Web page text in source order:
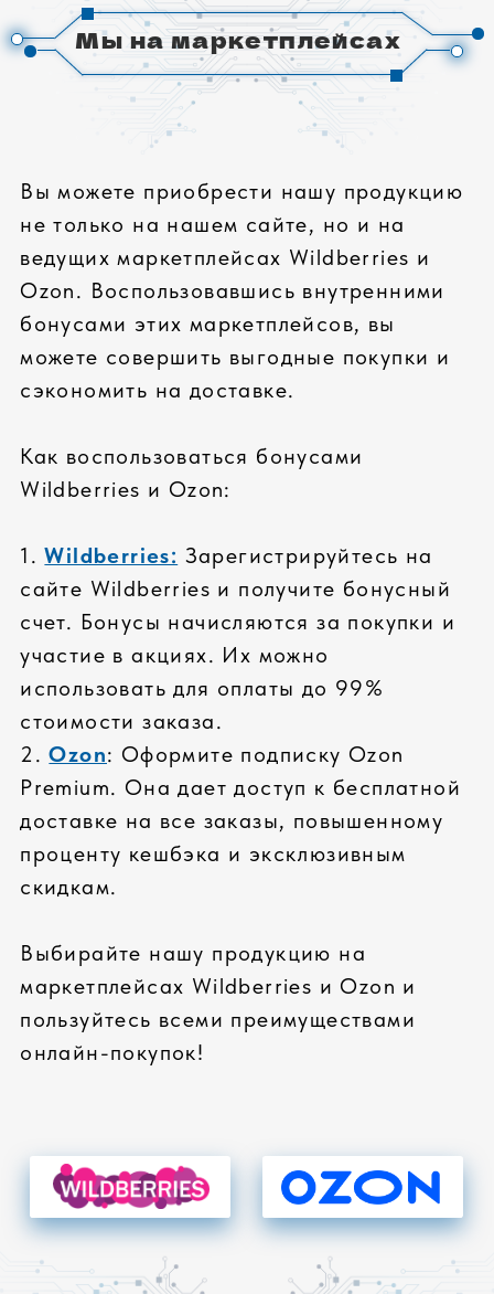
Wildberries и Ozon:
1.Wildberries:
Зарегистрируйтесь на
сайте Wildberries и получите бонусный
счет. Бонусы начисляются за покупки и
участие в акциях. Их можно
2. Ozon: Оформите подписку Ozon
Premium. Она дает доступ к бесплатной
доставке на все заказы, повышенному
проценту кешбэка и эксклюзивным
скидкам.
маркетплейсах Wildberries и Ozon и
пользуйтесь всеми преимуществами
СОБСТВЕННОЕ
ПРОИЗВОДСТВО
Сборка сертифицированных компьютеров
под собственным брендом соответствует
всем современным требованиям
ЛУЧШИЕ КОМПЛЕКТУЮЩИЕ
компонентов
стандартная гарантия: 36 месяцев
расширенная гарантия до 5 лет
реакции на гарантийные случаи 2